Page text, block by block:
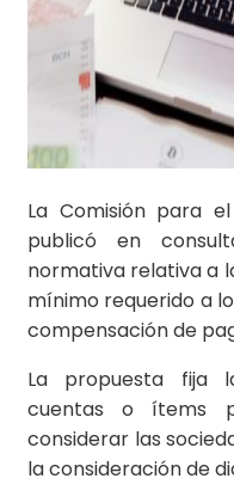
La Comisión para
publicó en
normativa relativa a
mínimo requerido a
compensación de
La propuesta fija
cuentas o ítems
considerar las
la consideración de